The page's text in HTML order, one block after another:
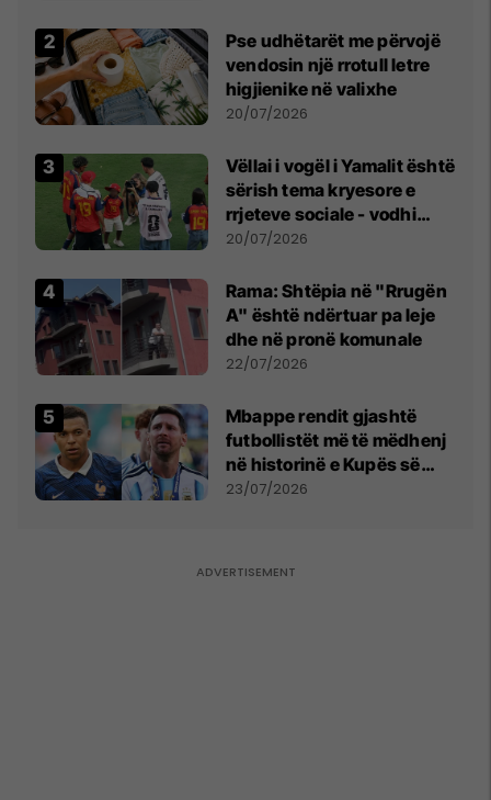
Pse udhëtarët me përvojë
vendosin një rrotull letre
higjienike në valixhe
20/07/2026
Vëllai i vogël i Yamalit është
sërish tema kryesore e
rrjeteve sociale - vodhi
vëmendjen pas finales së
20/07/2026
Rama: Shtëpia në "Rrugën
A" është ndërtuar pa leje
dhe në pronë komunale
22/07/2026
Mbappe rendit gjashtë
futbollistët më të mëdhenj
në historinë e Kupës së
Botës, Messi mbetet i dyti
23/07/2026